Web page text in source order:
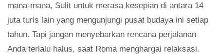
mana-mana, Sulit untuk merasa kesepian di antara 14
juta turis lain yang mengunjungi pusat budaya ini setiap
tahun. Tapi jangan menyebarkan rencana perjalanan
Anda terlalu halus, saat Roma menghargai relaksasi.